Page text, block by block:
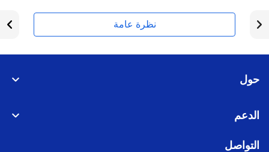
نظرة عامة
حول
الدعم
التواصل